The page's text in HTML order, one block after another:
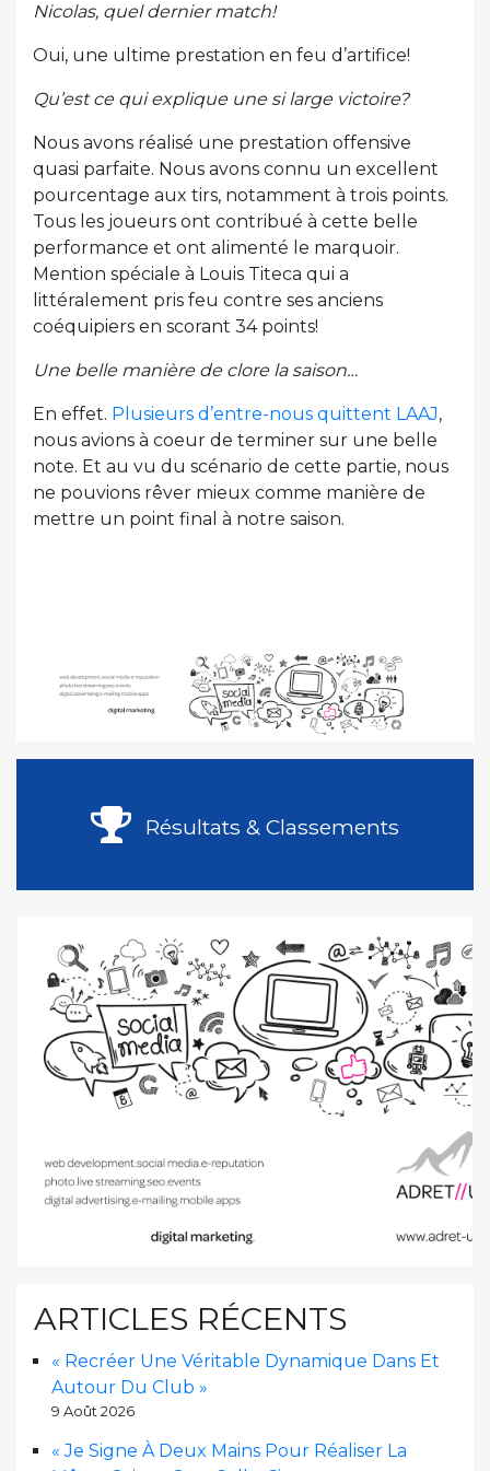
Nicolas, quel dernier match!
Oui, une ultime prestation en feu d’artifice!
Qu’est ce qui explique une si large victoire?
Nous avons réalisé une prestation offensive
quasi parfaite. Nous avons connu un excellent
pourcentage aux tirs, notamment à trois points.
Tous les joueurs ont contribué à cette belle
performance et ont alimenté le marquoir.
Mention spéciale à Louis Titeca qui a
littéralement pris feu contre ses anciens
coéquipiers en scorant 34 points!
Une belle manière de clore la saison…
En effet. Plusieurs d’entre-nous quittent LAAJ,
nous avions à coeur de terminer sur une belle
note. Et au vu du scénario de cette partie, nous
ne pouvions rêver mieux comme manière de
mettre un point final à notre saison.
Résultats & Classements
ARTICLES RÉCENTS
« Recréer Une Véritable Dynamique Dans Et
Autour Du Club »
9 Août 2026
« Je Signe À Deux Mains Pour Réaliser La